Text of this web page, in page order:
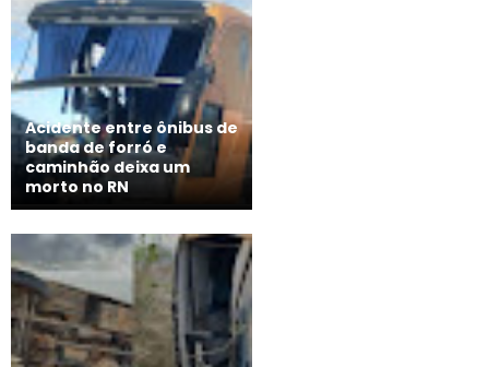
Acidente entre ônibus de
banda de forró e
caminhão deixa um
morto no RN